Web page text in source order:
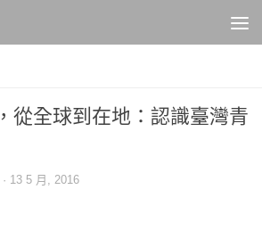
從全球到在地：認識臺灣青
· 13 5 月, 2016